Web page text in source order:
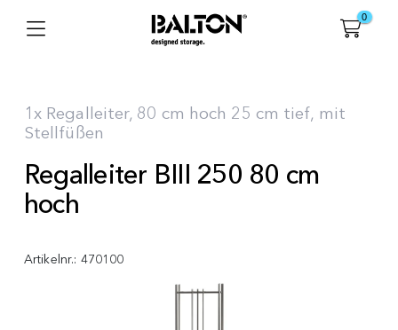
0
1x Regalleiter, 80 cm hoch 25 cm tief, mit
Stellfüßen
Regalleiter BIII 250 80 cm
hoch
Artikelnr.: 470100